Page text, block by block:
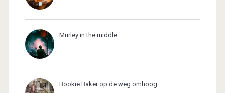
Murley in the middle
Bookie Baker op de weg omhoog